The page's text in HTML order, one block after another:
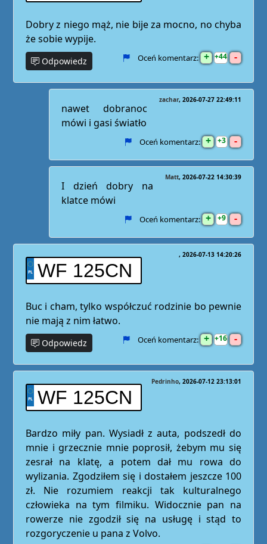
Dobry z niego mąż, nie bije za mocno, no chyba
że sobie wypije.
Odpowiedz Oceń komentarz: + 44 -
zachar 2026-07-27 22:49:11
nawet dobranoc
mówi i gasi światło
Oceń komentarz: + 3 -
Matt 2026-07-22 14:30:39
I dzień dobry na
klatce mówi
Oceń komentarz: + 9 -
WF 125CN
2026-07-13 14:20:26
Buc i cham, tylko współczuć rodzinie bo pewnie
nie mają z nim łatwo.
Odpowiedz Oceń komentarz: + 16 -
WF 125CN
Pedrinho 2026-07-12 23:13:01
Bardzo miły pan. Wysiadł z auta, podszedł do
mnie i grzecznie mnie poprosił, żebym mu się
zesrał na klatę, a potem dał mu rowa do
wylizania. Zgodziłem się i dostałem jeszcze 100
zł. Nie rozumiem reakcji tak kulturalnego
człowieka na tym filmiku. Widocznie pan na
rowerze nie zgodził się na usługę i stąd to
rozgoryczenie u pana z Volvo.